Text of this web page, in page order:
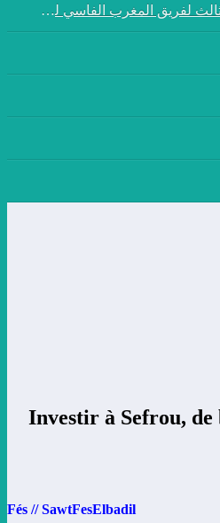
في الجمع العام الثالث لفريق المغرب الفاسي لكرة القدم:
Investir à Sefrou,
Fés // SawtFesElbadil